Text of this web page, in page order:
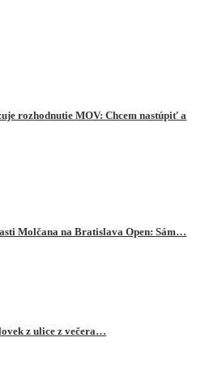
rozhodnutie MOV: Chcem nastúpiť a
Molčana na Bratislava Open: Sám…
z ulice z večera…